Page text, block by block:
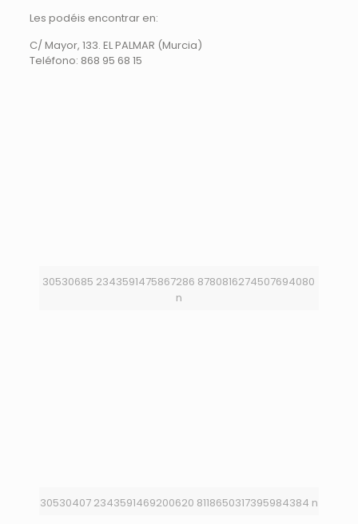
Les podéis encontrar en:
C/ Mayor, 133. EL PALMAR (Murcia)
Teléfono: 868 95 68 15
30530685 2343591475867286 8780816274507694080
n
30530407 2343591469200620 8118650317395984384 n